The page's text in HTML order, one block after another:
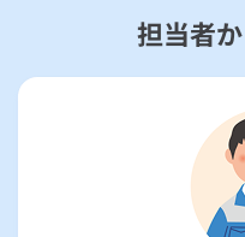
担当者